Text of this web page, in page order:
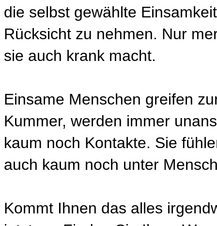
die selbst gewählte
Rücksicht zu nehmen. Nur
sie auch krank macht.
Einsame Menschen greifen
Kummer, werden immer
kaum noch Kontakte. Sie
auch kaum noch unter
Kommt Ihnen das alles